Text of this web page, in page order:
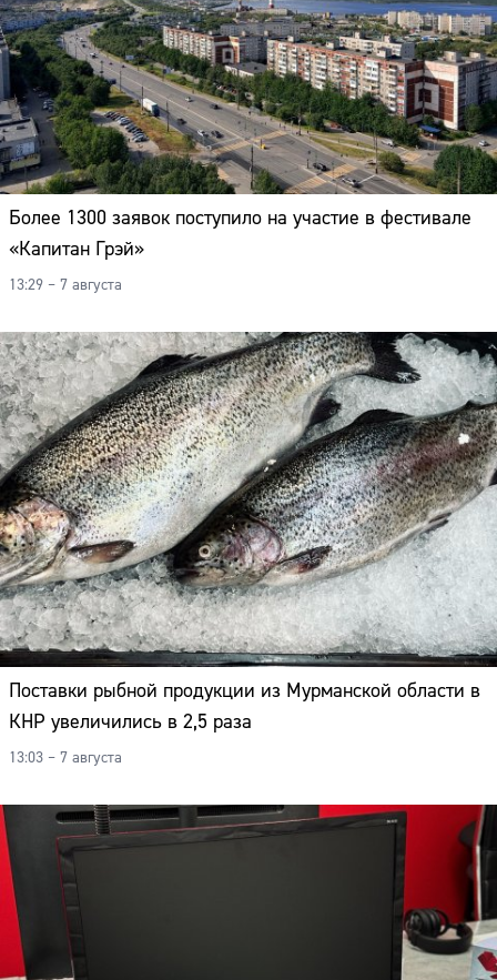
Более 1300 заявок поступило на участие в фестивале
«Капитан Грэй»
13:29 – 7 августа
Поставки рыбной продукции из Мурманской области в
КНР увеличились в 2,5 раза
13:03 – 7 августа